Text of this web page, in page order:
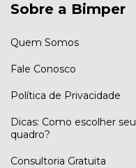
Sobre a Bimper
Quem Somos
Fale Conosco
Política de Privacidade
Dicas: Como escolher seu
quadro?
Consultoria Gratuita